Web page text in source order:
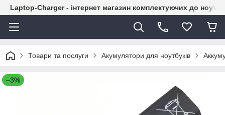
Laptop-Charger - інтернет магазин комплектуючих до
Товари та послуги Акумулятори для ноутбуків
–3%